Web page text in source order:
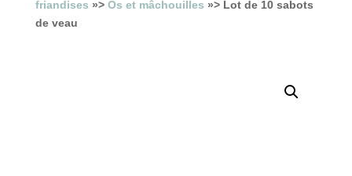
friandises »> Os et mâchouilles »> Lot de 10 sabots
de veau